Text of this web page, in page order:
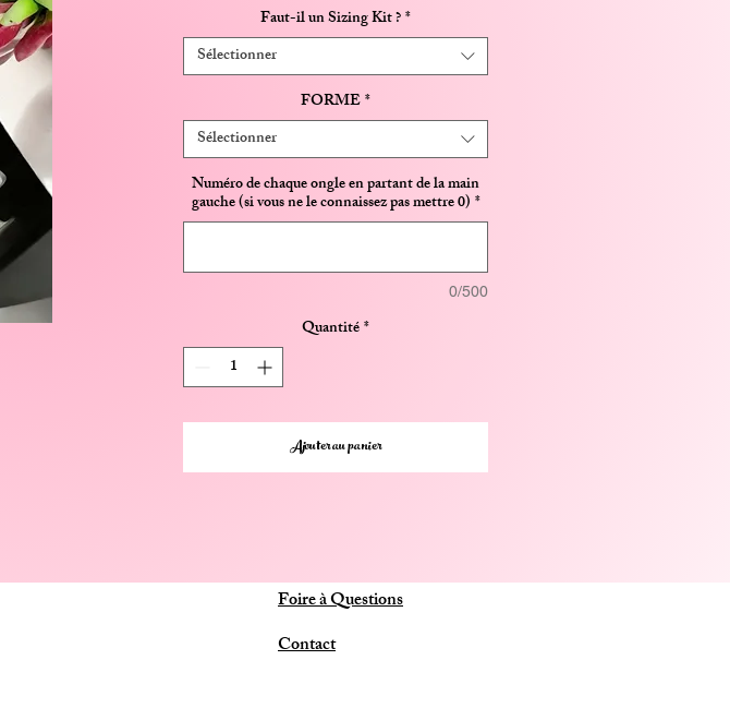
Faut-il un Sizing Kit ?*
Sélectionner
FORME*
Sélectionner
Numéro de chaque ongle en partant de la main
gauche (si vous ne le connaissez pas mettre 0) *
0/500
Quantité*
Ajouter au panier
Foire à Questions
Contact